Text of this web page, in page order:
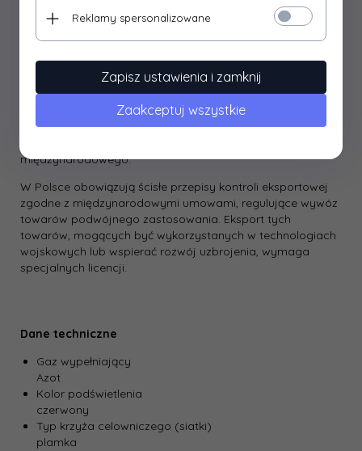
typu AR, kropka kolimatora jest o powyżej przyrządów
celowniczych, a środek optyczny znajduje się 40 mm nad
Produkty podwójnego zastosowaniato towary, które
znajdują zastosowanie w sektorach cywilnym i
wojskowym. Ich eksport z Polski podlega rygorystycznym
regulacjom, mającym na celu zapobieżenie wykorzystania
międzynarodowego.
W Polsce obowiązują ścisłe przepisy kontroli eksportowej
zgodne z międzynarodowymi umowami, regulujące wywóz
towarów podwójnego zastosowania. Eksport tych
towarów, mogących być wykorzystanych w technologiach
wojskowych lub wspierać rozwój uzbrojenia, wymaga
specjalnych licencji.
Dane techniczne
Gaz wypełniający
Azot
Kolor podświetlenia
czerwony
Typ krzyża celowniczego (siatki)
plamka
Reklamy spersonalizowane
Zapisz ustawienia i zamknij
Zaakceptuj wszystkie